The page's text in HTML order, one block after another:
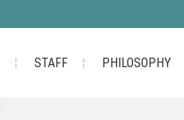
STAFF PHILOSOPHY